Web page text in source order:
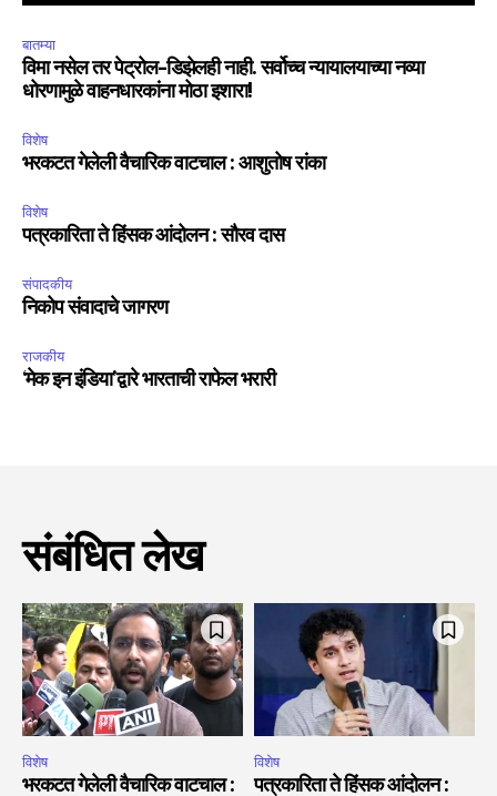
बातम्या
विमा नसेल तर पेट्रोल-डिझेलही नाही. सर्वोच्च न्यायालयाच्या नव्या
धोरणामुळे वाहनधारकांना मोठा इशारा!
विशेष
भरकटत गेलेली वैचारिक वाटचाल : आशुतोष रांका
विशेष
पत्रकारिता ते हिंसक आंदोलन : सौरव दास
संपादकीय
निकोप संवादाचे जागरण
राजकीय
‘मेक इन इंडिया’द्वारे भारताची राफेल भरारी
संबंधित लेख
विशेष
भरकटत गेलेली वैचारिक वाटचाल :
विशेष
पत्रकारिता ते हिंसक आंदोलन :